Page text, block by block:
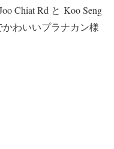
Chiat Rd と Koo Seng
わいいプラナカン様